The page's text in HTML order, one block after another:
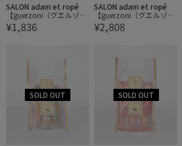
SALON adam et ropé
【guerzoni（グエルゾー
ニ）】有機ホワイトバル
サミコ酢 100ml
¥1,836
SALON adam et ropé
【guerzoni（グエルゾー
ニ）】有機ホワイトバル
サミコ酢 250ml
¥2,808